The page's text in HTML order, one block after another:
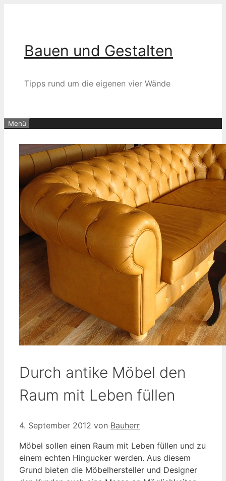
Bauen und Gestalten
Tipps rund um die eigenen vier Wände
Menü
Durch antike Möbel den
Raum mit Leben füllen
4. September 2012 von Bauherr
Möbel sollen einen Raum mit Leben füllen und zu
einem echten Hingucker werden. Aus diesem
Grund bieten die Möbelhersteller und Designer